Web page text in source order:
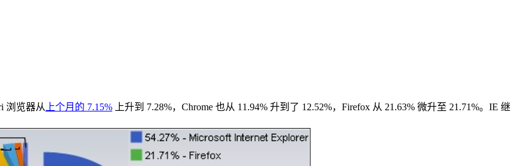
浏览器从上个月的 7.15% 上升到 7.28%，Chrome 也从 11.94% 升到了 12.52%，Firefox 从 21.63% 微升至 21.71%。IE 继